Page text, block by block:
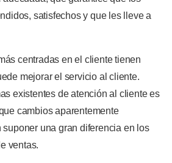
satisfechos y que les lleve a
centradas en el cliente tienen
mejorar el servicio al cliente.
existentes de atención al cliente es
cambios aparentemente
una gran diferencia en los
ventas.